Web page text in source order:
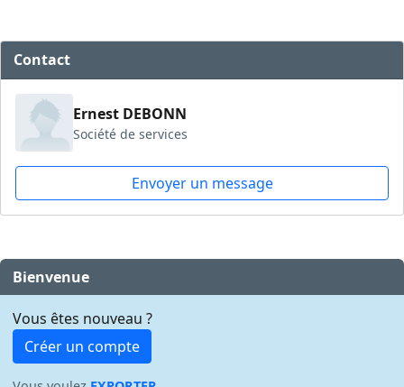
Contact
Ernest DEBONN
Société de services
Envoyer un message
Bienvenue
Vous êtes nouveau ?
Créer un compte